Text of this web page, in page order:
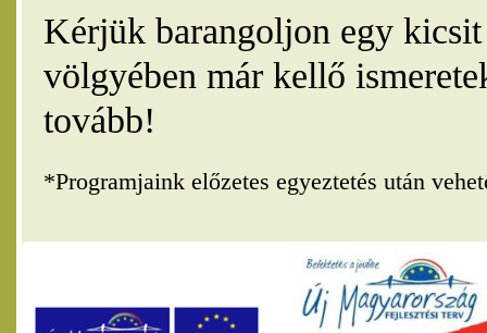
Kérjük barangoljon egy
völgyében már kellő
tovább!
*Programjaink előzetes egyeztetés után